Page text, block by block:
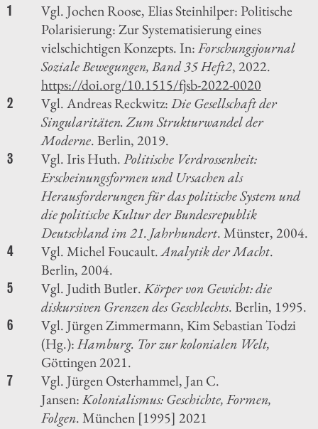
1
Vgl. Jochen Roose, Elias Steinhilper: Politische
Polarisierung: Zur Systematisierung eines
vielschichtigen Konzepts. In:Forschungsjournal
Soziale Bewegungen, Band 35 Heft2, 2022.
https://doi.org/10.1515/fjsb-2022-0020
2 Vgl. Andreas Reckwitz:Die Gesellschaft der
Singularitäten. Zum Strukturwandel der
Moderne. Berlin, 2019.
3 Vgl. Iris Huth.Politische Verdrossenheit:
Erscheinungsformen und Ursachen als
Herausforderungen für das politische System und
die politische Kultur der Bundesrepublik
Deutschland im 21. Jahrhundert. Münster, 2004.
4 Vgl. Michel Foucault.Analytik der Macht.
Berlin, 2004.
5 Vgl. Judith Butler.Körper von Gewicht: die
diskursiven Grenzen des Geschlechts. Berlin, 1995.
6
Vgl. Jürgen Zimmermann, Kim Sebastian Todzi
(Hg.):Hamburg. Tor zur kolonialen Welt,
Göttingen 2021.
7
Vgl. Jürgen Osterhammel, Jan C.
Jansen:Kolonialismus: Geschichte, Formen,
Folgen. München [1995] 2021